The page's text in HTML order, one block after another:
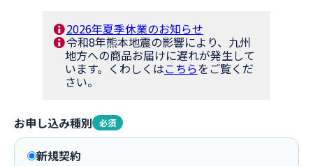
2026年夏季休業のお知らせ
令和8年熊本地震の影響により、九州
地方への商品お届けに遅れが発生して
います。くわしくはこちらをご覧くだ
さい。
お申し込み種別 必須
新規契約